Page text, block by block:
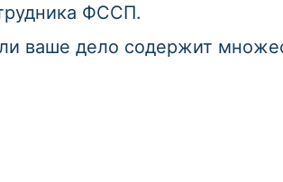
ФССП.
ваше дело содержит